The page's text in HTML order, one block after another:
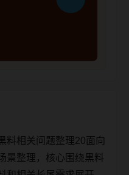
料相关问题整理20面向
景整理，核心围绕黑料